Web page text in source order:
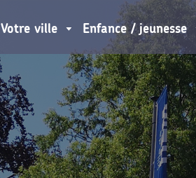
Votre ville Enfance / jeunesse